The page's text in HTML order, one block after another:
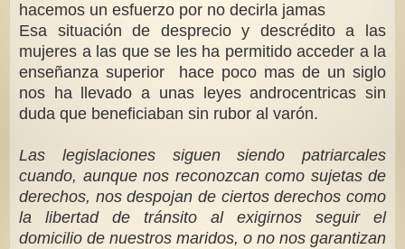
hacemos un esfuerzo por no decirla jamas
Esa situación de desprecio y descrédito a las
mujeres a las que se les ha permitido acceder a la
enseñanza superior hace poco mas de un siglo
nos ha llevado a unas leyes androcentricas sin
duda que beneficiaban sin rubor al varón.
Las legislaciones siguen siendo patriarcales
cuando, aunque nos reconozcan como sujetas de
derechos, nos despojan de ciertos derechos como
la libertad de tránsito al exigirnos seguir el
domicilio de nuestros maridos, o no nos garantizan